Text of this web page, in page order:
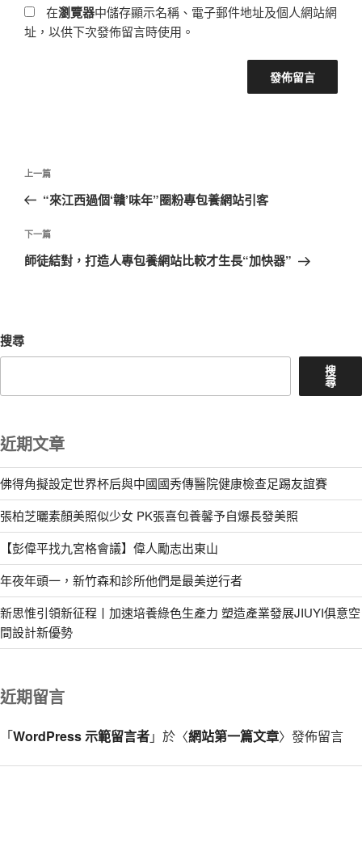
在瀏覽器中儲存顯示名稱、電子郵件地址及個人網站網
址，以供下次發佈留言時使用。
文
導
覽
上
一
文
章
上一篇
“來江西過個‘贛’味年”圈粉專包養網站引客
下
一
下一篇
師徒結對，打造人專包養網站比較才生長“加快器”
搜尋
搜
尋
近期文章
佛得角擬設定世界杯后與中國國秀傳醫院健康檢查足踢友誼賽
張柏芝曬素顏美照似少女 PK張喜包養馨予自爆長發美照
【彭偉平找九宮格會議】偉人勵志出東山
年夜年頭一，新竹森和診所他們是最美逆行者
新思惟引領新征程丨加速培養綠色生產力 塑造產業發展JIUYI俱意空
間設計新優勢
近期留言
「WordPress 示範留言者」於〈網站第一篇文章〉發佈留言